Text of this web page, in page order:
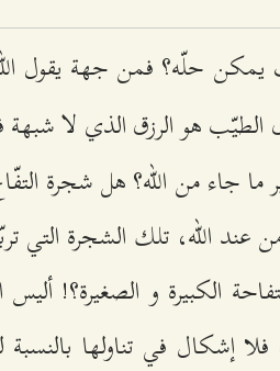
يمكن حلّه؟ فمن جهة يقول
الطيّب هو الرزق الذي لا
جاء من الله؟ هل شجرة
عند الله، تلك الشجرة التي
الكبيرة و الصغيرة؟!
إشكال في تناولها